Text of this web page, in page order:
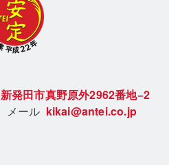
新発田市真野原外2962番地−2
メール kikai@antei.co.jp